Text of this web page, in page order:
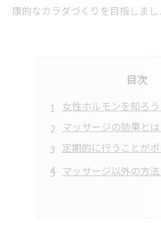
康的なカラダづくりを目指しまし
目次
女性ホルモンを知ろう
マッサージの効果とは
定期的に行うことが
マッサージ以外の方法